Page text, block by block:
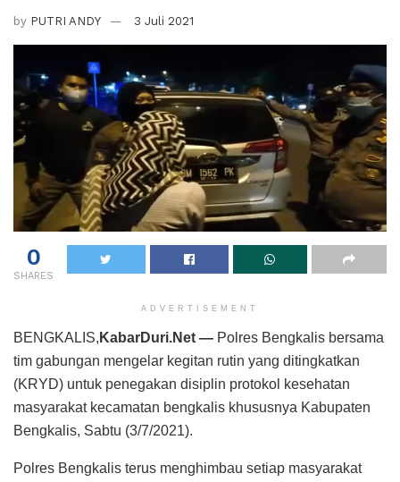
by PUTRI ANDY 3 Juli 2021
0
SHARES
ADVERTISEMENT
BENGKALIS, KabarDuri.Net — Polres Bengkalis bersama
tim gabungan mengelar kegitan rutin yang ditingkatkan
(KRYD) untuk penegakan disiplin protokol kesehatan
masyarakat kecamatan bengkalis khususnya Kabupaten
Bengkalis, Sabtu (3/7/2021).
Polres Bengkalis terus menghimbau setiap masyarakat